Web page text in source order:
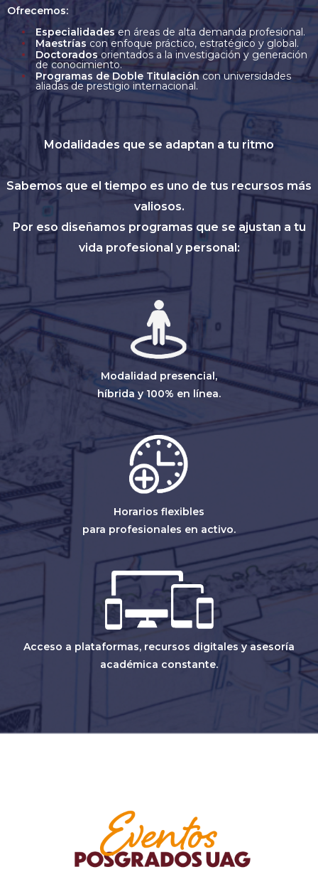
Ofrecemos:
Especialidadesen áreas de alta demanda profesional.
Maestrías con enfoque práctico, estratégico y global.
Doctoradosorientados a la investigación y generación
de conocimiento.
Programas de Doble Titulacióncon universidades
aliadas de prestigio internacional.
Modalidades que se adaptan a tu ritmo
Sabemos que el tiempo es uno de tus recursos más
valiosos.
Por eso diseñamos programas que se ajustan a tu
vida profesional y personal:
Modalidad presencial,
híbrida y 100% en línea.
Horarios flexibles
para profesionales en activo.
Acceso a plataformas, recursos digitales y asesoría
académica constante.